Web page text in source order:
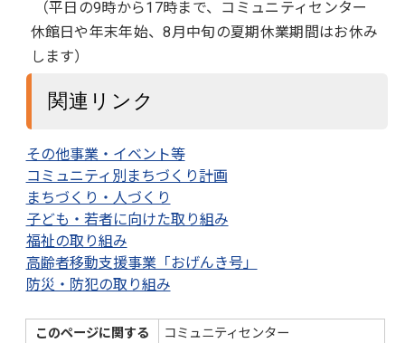
（平日の9時から17時まで、コミュニティセンター
休館日や年末年始、8月中旬の夏期休業期間はお休み
します）
関連リンク
その他事業・イベント等
コミュニティ別まちづくり計画
まちづくり・人づくり
子ども・若者に向けた取り組み
福祉の取り組み
高齢者移動支援事業「おげんき号」
防災・防犯の取り組み
このページに関する
コミュニティセンター